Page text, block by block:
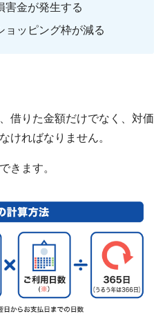
害金が発生する
ョッピング枠が減る
借りた金額だけでなく、対価
ければなりません。
きます。